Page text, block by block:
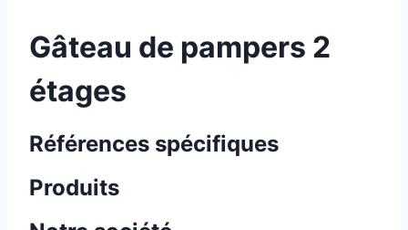
Gâteau de pampers 2
étages
Références spécifiques
Produits